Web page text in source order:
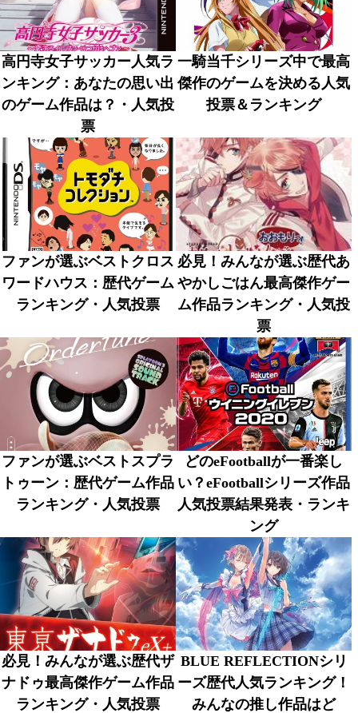
高円寺女子サッカー人気ラ
ンキング：あなたの思い出
のゲーム作品は？・人気投
票
一騎当千シリーズ中で最高
傑作のゲームを決める人気
投票＆ランキング
ファンが選ぶベストクロス
ワードハウス：歴代ゲーム
ランキング・人気投票
必見！みんなが選ぶ歴代あ
やかしごはん最高傑作ゲー
ム作品ランキング・人気投
票
ファンが選ぶベストスプラ
トゥーン：歴代ゲーム作品
ランキング・人気投票
どのeFootballが一番楽し
い？eFootballシリーズ作品
人気投票結果発表・ランキ
ング
必見！みんなが選ぶ歴代ザ
ナドゥ最高傑作ゲーム作品
ランキング・人気投票
BLUE REFLECTIONシリ
ーズ歴代人気ランキング！
みんなの推し作品はど